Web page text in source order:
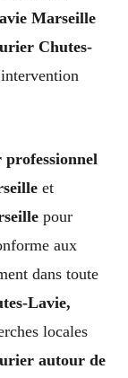
Marseille
Chutes-
et
pour
aux
dans toute
Lavie,
locales
autour de